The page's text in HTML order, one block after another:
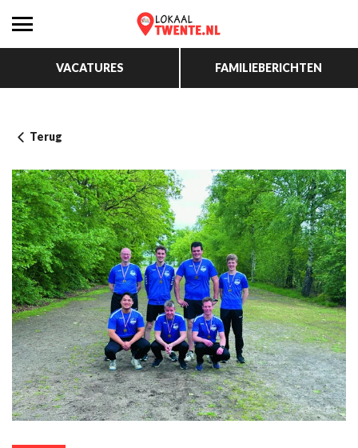
VACATURES FAMILIEBERICHTEN
Terug